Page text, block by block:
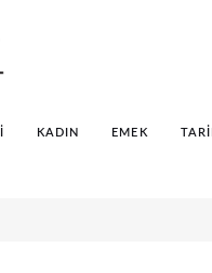
KADIN EMEK